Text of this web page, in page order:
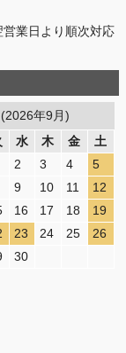
業日より順次対応
年9月)
水 木 金
土
2 3 4
5
9 10 11
12
16 17 18
19
23 24 25
26
30